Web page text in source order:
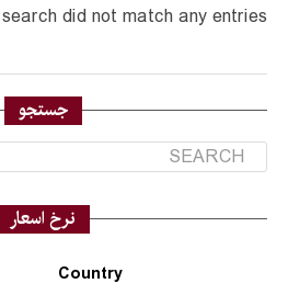
did not match any entries.
جستجو
نرخ اسعار
Country